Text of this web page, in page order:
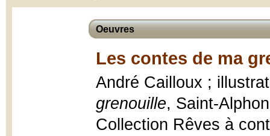
Oeuvres
Les contes de ma
André Cailloux ;
grenouille, Saint-
Collection Rêves à